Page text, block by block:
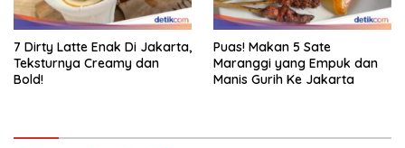
7 Dirty Latte Enak Di Jakarta,
Teksturnya Creamy dan
Bold!
Puas! Makan 5 Sate
Maranggi yang Empuk dan
Manis Gurih Ke Jakarta